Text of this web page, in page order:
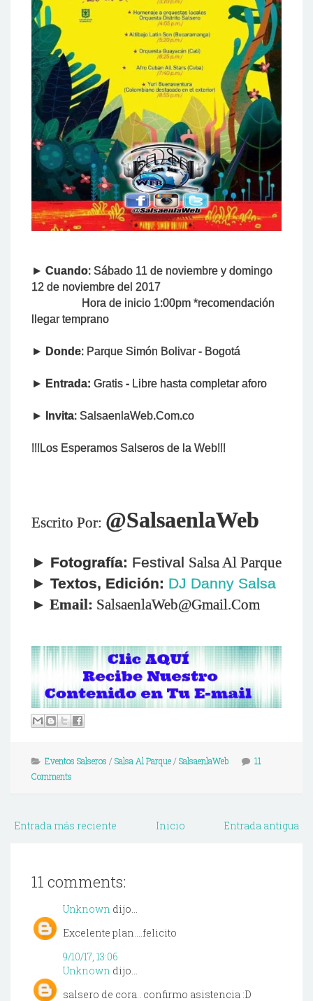
► Cuando: Sábado 11 de noviembre y domingo
12 de noviembre del 2017
Hora de inicio 1:00pm *recomendación
llegar temprano
► Donde: Parque Simón Bolivar - Bogotá
► Entrada: Gratis - Libre hasta completar aforo
► Invita: SalsaenlaWeb.Com.co
!!!Los Esperamos Salseros de la Web!!!
Escrito Por: @SalsaenlaWeb
► Fotografía: Festival Salsa Al Parque
► Textos, Edición: DJ Danny Salsa
► Email: SalsaenlaWeb@Gmail.Com
Eventos Salseros / Salsa Al Parque/ SalsaenlaWeb
11
Comments
Entrada más reciente Entrada antigua
Inicio
11 comments:
Unknown dijo...
Excelente plan....felicito
9/10/17, 13:06
Unknown dijo...
salsero de cora.. confirmo asistencia :D